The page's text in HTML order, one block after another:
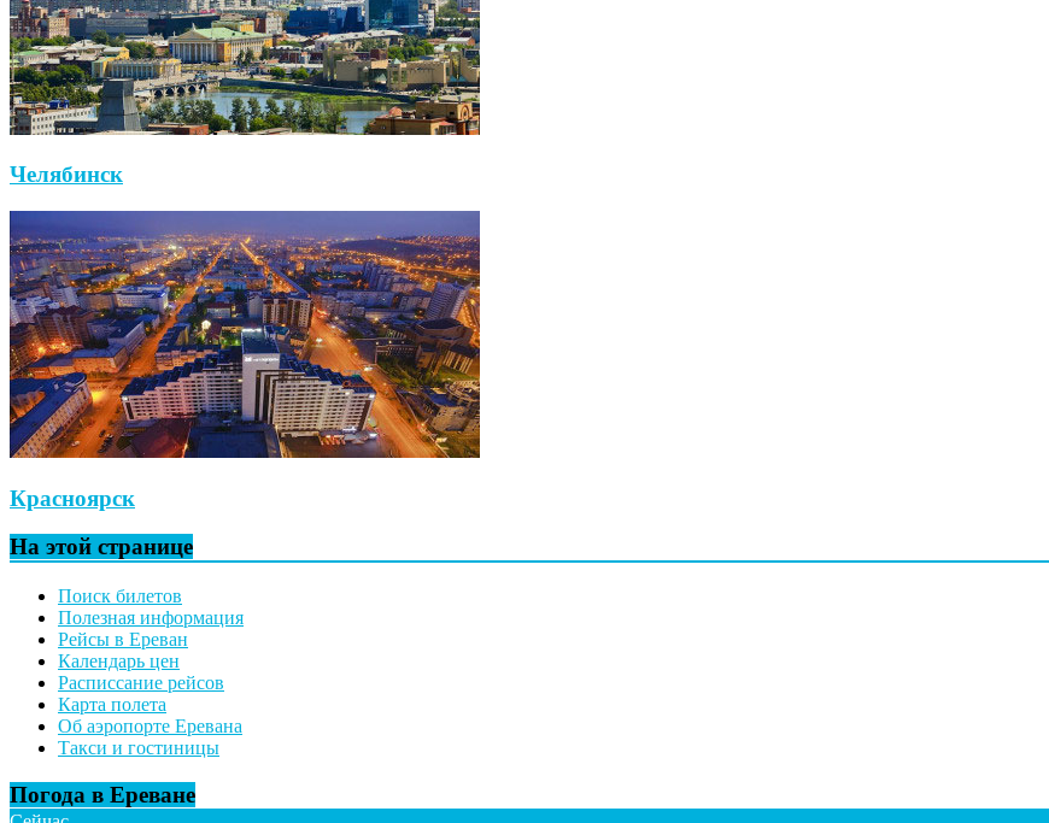
Челябинск
Красноярск
На этой странице
Поиск билетов
Полезная информация
Рейсы в Ереван
Календарь цен
Расписсание рейсов
Карта полета
Об аэропорте Еревана
Такси и гостиницы
Погода в Ереване